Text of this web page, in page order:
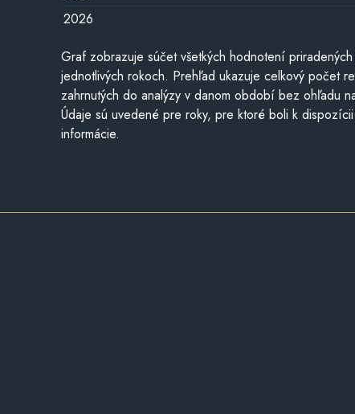
2026
Graf zobrazuje súčet všetkých hodnotení
jednotlivých rokoch. Prehľad ukazuje celkový počet
zahrnutých do analýzy v danom období bez ohľadu
Údaje sú uvedené pre roky, pre ktoré boli k
informácie.